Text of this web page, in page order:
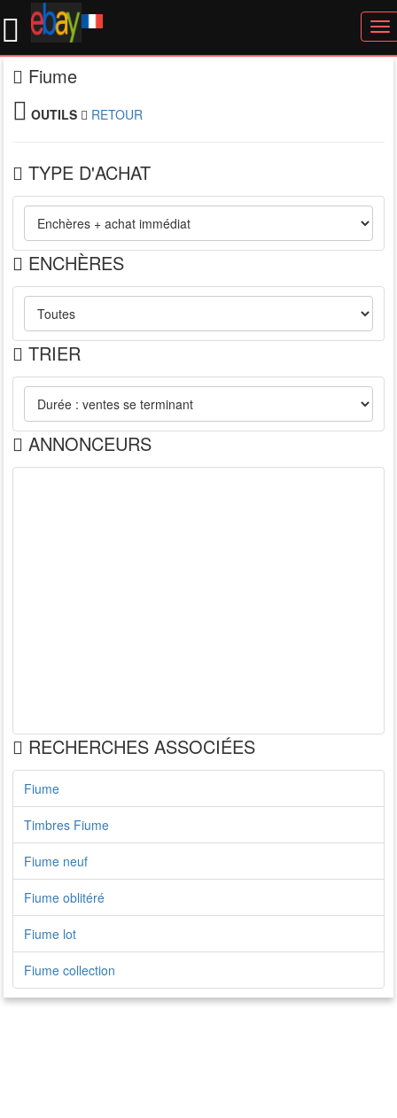
Fiume
OUTILS RETOUR
TYPE D'ACHAT
ENCHÈRES
TRIER
ANNONCEURS
RECHERCHES ASSOCIÉES
Fiume
Timbres Fiume
Fiume neuf
Fiume oblitéré
Fiume lot
Fiume collection